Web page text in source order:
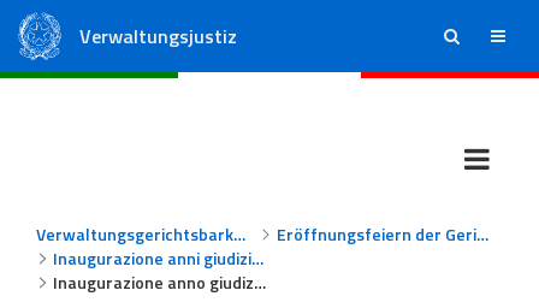
Verwaltungsjustiz ricerca menu
Verwaltungsgerichtsbarkeit
Eröffnungsfeiern der Gerichtsjahre
Inaugurazione anni giudiziari - Consiglio di Stato
Inaugurazione anno giudiziario del Consiglio di Stato 2025 - Roma, Palazzo Spada 3 febbraio 2025